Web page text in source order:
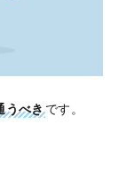
うべきです。